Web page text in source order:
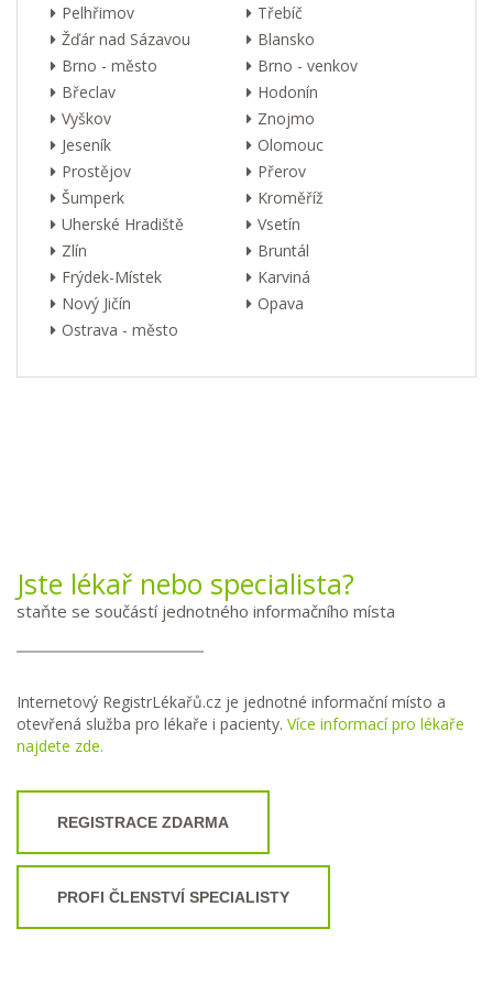
Pelhřimov
Třebíč
Žďár nad Sázavou
Blansko
Brno - město
Brno - venkov
Břeclav
Hodonín
Vyškov
Znojmo
Jeseník
Olomouc
Prostějov
Přerov
Šumperk
Kroměříž
Uherské Hradiště
Vsetín
Zlín
Bruntál
Frýdek-Místek
Karviná
Nový Jičín
Opava
Ostrava - město
Jste lékař nebo specialista?
staňte se součástí jednotného informačního místa
Internetový RegistrLékařů.cz je jednotné informační místo a
otevřená služba pro lékaře i pacienty. Více informací pro lékaře
najdete zde.
REGISTRACE ZDARMA
PROFI ČLENSTVÍ SPECIALISTY